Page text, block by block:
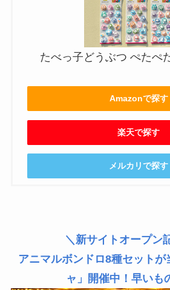
たべっ子どうぶつ ぺたぺ
Amazonで探す
楽天で探す
メルカリで探す
＼新サイトオープン
アニマルボンドロ8種セットが
ャ」開催中！早いも